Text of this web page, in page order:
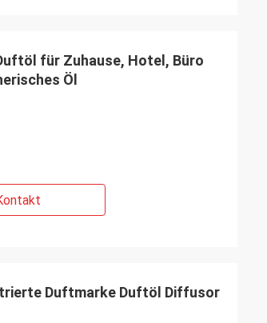
für Zuhause, Hotel, Büro
Öl
Duftmarke Duftöl Diffusor